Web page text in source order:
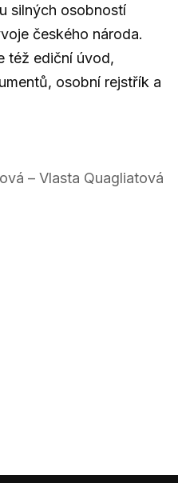
silných osobností
českého národa.
též ediční úvod,
osobní rejstřík a
– Vlasta Quagliatová